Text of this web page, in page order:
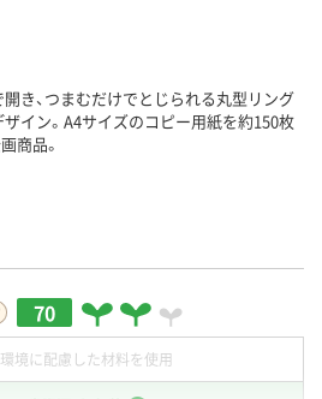
き、つまむだけでとじられる丸型リング
イン。A4サイズのコピー用紙を約150枚
商品。
70
環境に配慮した材料を使用